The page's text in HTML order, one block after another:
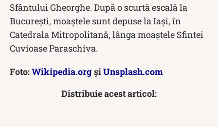
Sfântului Gheorghe. După o scurtă escală la
București, moaștele sunt depuse la Iași, în
Catedrala Mitropolitană, lânga moaștele Sfintei
Cuvioase Paraschiva.
Foto:Wikipedia.orgșiUnsplash.com
Distribuie acest articol: